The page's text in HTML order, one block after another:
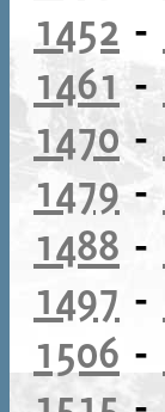
1452 -
1461 -
1470-
1479 -
1488 -
1497 -
1506 -